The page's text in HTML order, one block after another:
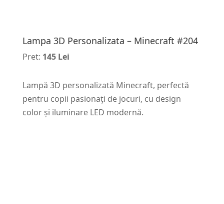
Lampa 3D Personalizata – Minecraft #204
Pret: 145 Lei
Lampă 3D personalizată Minecraft, perfectă
pentru copii pasionați de jocuri, cu design
color și iluminare LED modernă.